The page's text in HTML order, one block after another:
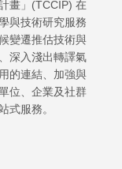
畫」(TCCIP) 在
與技術研究服務
變遷推估技術與
深入淺出轉譯氣
的連結、加強與
位、企業及社群
式服務。